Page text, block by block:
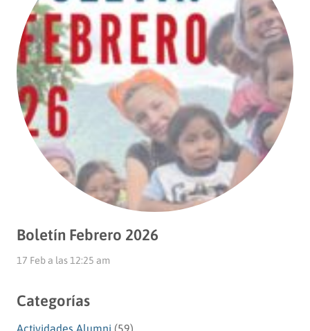
Boletín Febrero 2026
17 Feb a las 12:25 am
Categorías
Actividades Alumni (59)